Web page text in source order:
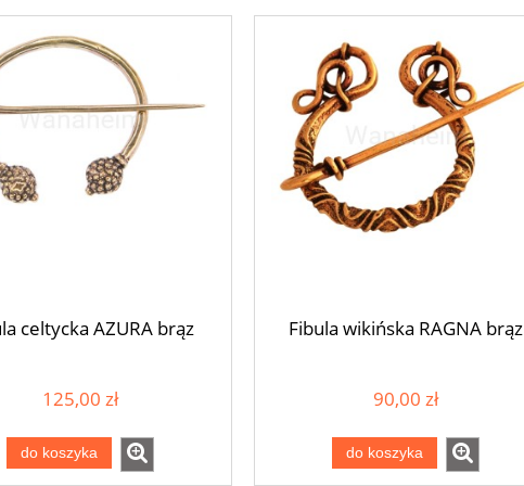
celtycka AZURA brąz
125,00 zł
do koszyka
Fibula wikińska RAGNA brąz
90,00 zł
do koszyka